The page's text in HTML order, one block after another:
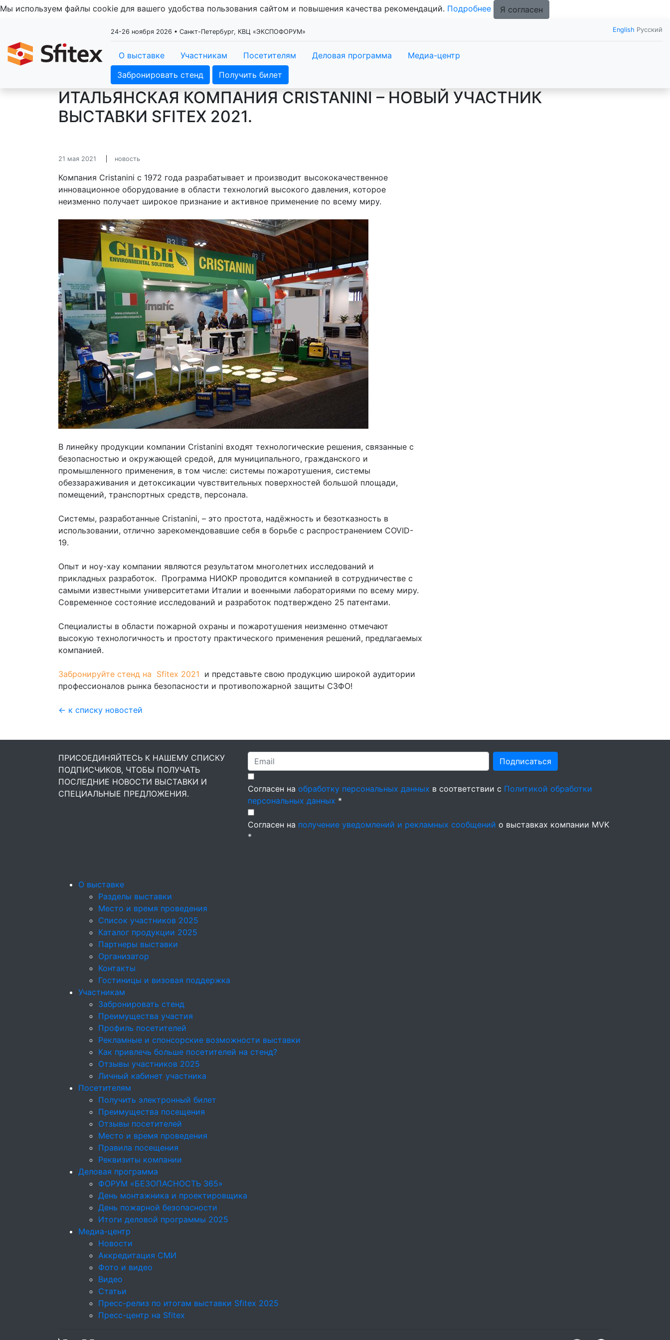
Мы используем файлы cookie для вашего удобства пользования сайтом и повышения качества рекомендаций. Подробнее Я согласен
24-26 ноября 2026 • Санкт-Петербург, КВЦ «ЭКСПОФОРУМ» English Русский
О выставке Участникам Посетителям Деловая программа
Медиа-центр
Забронировать стенд
Получить билет
ИТАЛЬЯНСКАЯ КОМПАНИЯ CRISTANINI – НОВЫЙ УЧАСТНИК
ВЫСТАВКИ SFITEX 2021.
21 мая 2021 новость
Компания Cristanini с 1972 года разрабатывает и производит высококачественное
инновационное оборудование в области технологий высокого давления, которое
неизменно получает широкое признание и активное применение по всему миру.
В линейку продукции компании Cristanini входят технологические решения, связанные с
безопасностью и окружающей средой, для муниципального, гражданского и
промышленного применения, в том числе: системы пожаротушения, системы
обеззараживания и детоксикации чувствительных поверхностей большой площади,
помещений, транспортных средств, персонала.
Системы, разработанные Cristanini, – это простота, надёжность и безотказность в
использовании, отлично зарекомендовавшие себя в борьбе с распространением COVID-
19.
Опыт и ноу-хау компании являются результатом многолетних исследований и
прикладных разработок. Программа НИОКР проводится компанией в сотрудничестве с
самыми известными университетами Италии и военными лабораториями по всему миру.
Современное состояние исследований и разработок подтверждено 25 патентами.
Специалисты в области пожарной охраны и пожаротушения неизменно отмечают
высокую технологичность и простоту практического применения решений, предлагаемых
компанией.
Забронируйте стенд на Sfitex 2021 и представьте свою продукцию широкой аудитории
профессионалов рынка безопасноcти и противопожарной защиты СЗФО!
← к списку новостей
ПРИСОЕДИНЯЙТЕСЬ К НАШЕМУ СПИСКУ
ПОДПИСЧИКОВ, ЧТОБЫ ПОЛУЧАТЬ
ПОСЛЕДНИЕ НОВОСТИ ВЫСТАВКИ И
СПЕЦИАЛЬНЫЕ ПРЕДЛОЖЕНИЯ.
Подписаться
Согласен на обработку персональных данных в соответствии с Политикой обработки
персональных данных *
Согласен на получение уведомлений и рекламных сообщений о выставках компании MVK
*
О выставке
Разделы выставки
Место и время проведения
Список участников 2025
Каталог продукции 2025
Партнеры выставки
Организатор
Контакты
Гостиницы и визовая поддержка
Участникам
Забронировать стенд
Преимущества участия
Профиль посетителей
Рекламные и спонсорские возможности выставки
Как привлечь больше посетителей на стенд?
Отзывы участников 2025
Личный кабинет участника
Посетителям
Получить электронный билет
Преимущества посещения
Отзывы посетителей
Место и время проведения
Правила посещения
Реквизиты компании
Деловая программа
ФОРУМ «БЕЗОПАСНОСТЬ 365»
День монтажника и проектировщика
День пожарной безопасности
Итоги деловой программы 2025
Медиа-центр
Новости
Аккредитация СМИ
Фото и видео
Видео
Статьи
Пресс-релиз по итогам выставки Sfitex 2025
Пресс-центр на Sfitex